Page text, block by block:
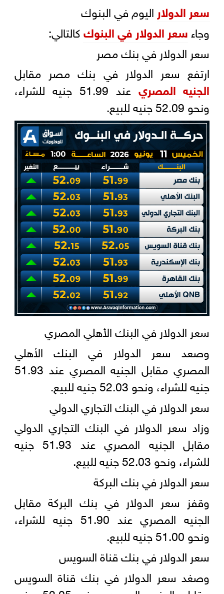
سعر الدولار اليوم في البنوك
وجاءسعر الدولار في البنوككالتالي:
سعر الدولار في بنك مصر
ارتفع سعر الدولار في بنك مصر مقابل
الجنيه المصري
عند 51.99 جنيه للشراء،
ونحو 52.09 جنيه للبيع.
سعر الدولار في البنك الأهلي المصري
وصعد سعر الدولار في البنك الأهلي
المصري مقابل الجنيه المصري عند 51.93
جنيه للشراء، ونحو 52.03 جنيه للبيع.
سعر الدولار في البنك التجاري الدولي
وزاد سعر الدولار في البنك التجاري الدولي
مقابل الجنيه المصري عند 51.93 جنيه
للشراء، ونحو 52.03 جنيه للبيع.
سعر الدولار في بنك البركة
وقفز سعر الدولار في بنك البركة مقابل
الجنيه المصري عند 51.90 جنيه للشراء،
ونحو 51.00 جنيه للبيع.
سعر الدولار في بنك قناة السويس
وصغد سعر الدولار في بنك قناة السويس